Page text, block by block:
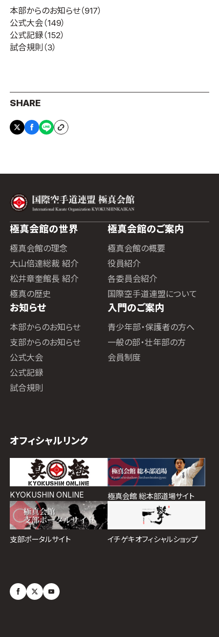
本部からのお知らせ（917）
公式大会（149）
公式記録（152）
試合規則 （3）
SHARE
極真会館の世界
極真会館の理念
大山倍達総裁 紹介
松井章奎館長 紹介
極真の歴史
極真会館のご案内
極真会館の概要
役員紹介
各委員会紹介
国際空手道連盟について
お知らせ
本部からのお知らせ
支部からのお知らせ
公式大会
公式記録
試合規則
入門のご案内
青少年部・保護者の方へ
一般の部・壮年部の方
会員制度
オフィシャルリンク
KYOKUSHIN ONLINE 極真会館 総本部道場サイト
支部ポータルサイト イチゲキオフィシャルショップ